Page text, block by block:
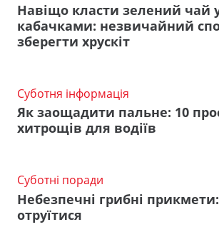
Навіщо класти зелений чай
кабачками: незвичайний
зберегти хрускіт
Суботня інформація
Як заощадити пальне: 10
хитрощів для водіїв
Суботні поради
Небезпечні грибні
отруїтися